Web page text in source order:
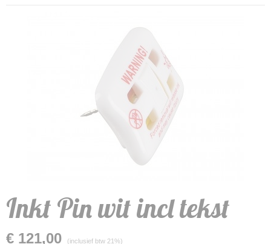
Inkt Pin wit incl tekst
€ 121,00 (inclusief btw 21%)